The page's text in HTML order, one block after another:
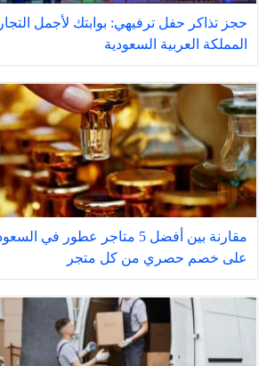
حجز تذاكر حفل ترفيهي: بوابتك لأجمل
المملكة العربية السعودية
مقارنة بين أفضل 5 متاجر عطور
على خصم حصري من كل متجر